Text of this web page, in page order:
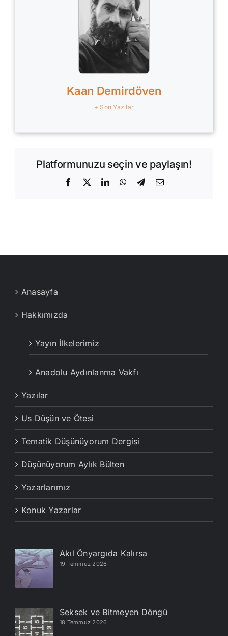
Kaan Demirdöven
+ Son Yazılar
Platformunuzu seçin ve paylaşın!
Facebook
X LinkedInWhatsApp
Telegram
E-
Anasayfa
Hakkımızda
Yayın İlkelerimiz
Anadolu Aydınlanma Vakfı
Yazılar
Us Düşün ve Ötesi
Tematik Düşünüyorum Dergisi
Düşünüyorum Aylık Bülten
Yazarlarımız
Konuk Yazarlar
Akıl Önyargıda Kalırsa
19 Temmuz 2026
Seksek ve Bitmeyen Döngü
18 Temmuz 2026